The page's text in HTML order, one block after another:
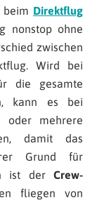
beim Direktflug
nonstop ohne
zwischen
Wird bei
die gesamte
kann es bei
oder mehrere
damit das
Grund für
ist der Crew-
fliegen von